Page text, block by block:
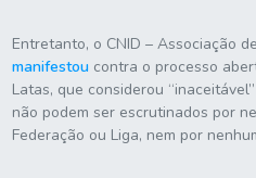
Entretanto, o CNID – Associação
manifestoucontra o processo
Latas, que considerou
não podem ser escrutinados por
Federação ou Liga, nem por